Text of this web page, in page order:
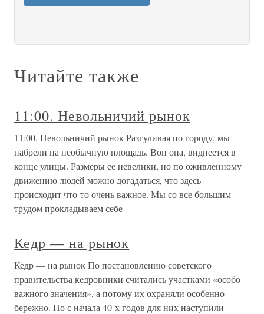
Читайте также
11:00. Невольничий рынок
11:00. Невольничий рынок Разгуливая по городу, мы
набрели на необычную площадь. Вон она, виднеется в
конце улицы. Размеры ее невелики, но по оживленному
движению людей можно догадаться, что здесь
происходит что-то очень важное. Мы со все большим
трудом прокладываем себе
Кедр — на рынок
Кедр — на рынок По постановлению советского
правительства кедровники считались участками «особо
важного значения», а потому их охраняли особенно
бережно. Но с начала 40-х годов для них наступили